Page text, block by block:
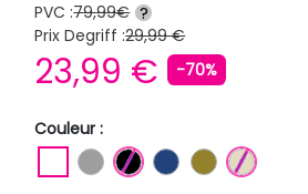
PVC :79,99€ ?
Prix Degriff :29,99 €
23,99 € -70%
Couleur :
BLANCGRISNOIRBLEU FONCE
KAKIBEIGE